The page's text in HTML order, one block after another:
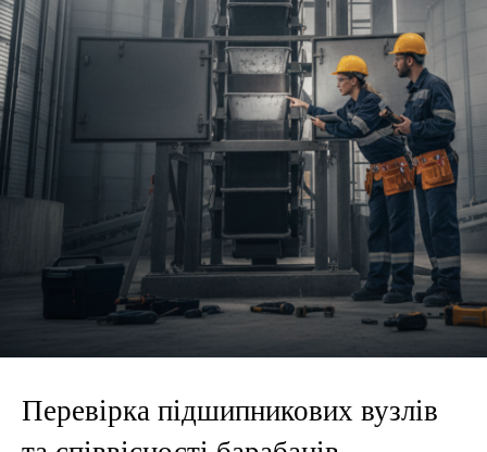
Перевірка підшипникових вузлів